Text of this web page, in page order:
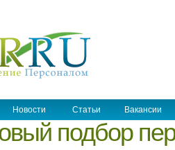
Новости Статьи Вакансии
подбор